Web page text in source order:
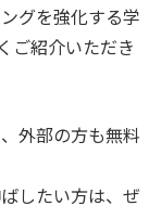
グを強化する学
ご紹介いただき
外部の方も無料
したい方は、ぜ